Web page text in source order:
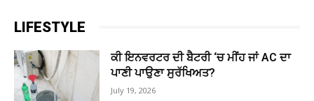
LIFESTYLE
ਕੀ ਇਨਵਰਟਰ ਦੀ ਬੈਟਰੀ ‘ਚ ਮੀਂਹ ਜਾਂ AC ਦਾ
ਪਾਣੀ ਪਾਉਣਾ ਸੁਰੱਖਿਅਤ?
July 19, 2026